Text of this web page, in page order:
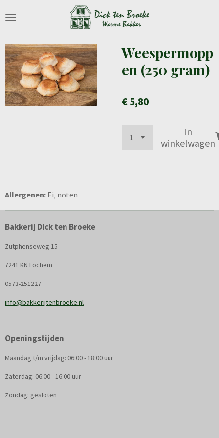
direct
de
hoofdinhoud
Weespermopp
en (250 gram)
€ 5,80
In
winkelwagen
Allergenen: Ei, noten
Bakkerij Dick ten Broeke
Zutphenseweg 15
7241 KN Lochem
0573-251227
info@bakkerijtenbroeke.nl
Openingstijden
Maandag t/m vrijdag: 06:00 - 18:00 uur
Zaterdag: 06:00 - 16:00 uur
Zondag: gesloten